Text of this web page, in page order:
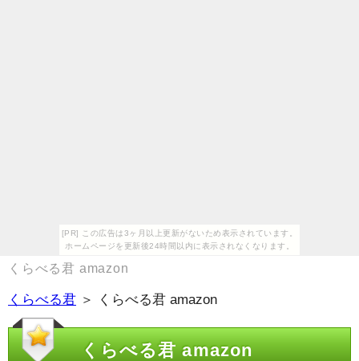
[PR] この広告は3ヶ月以上更新がないため表示されています。
ホームページを更新後24時間以内に表示されなくなります。
くらべる君 amazon
くらべる君 ＞ くらべる君 amazon
くらべる君 amazon